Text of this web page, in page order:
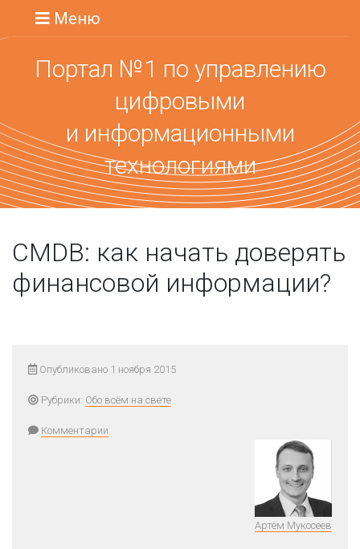
Меню
Портал №1 по управлению
цифровыми
и информационными
технологиями
CMDB: как начать доверять
финансовой информации?
Опубликовано 1 ноября 2015
Рубрики: Обо всём на свете
Комментарии
Артём Мукосеев